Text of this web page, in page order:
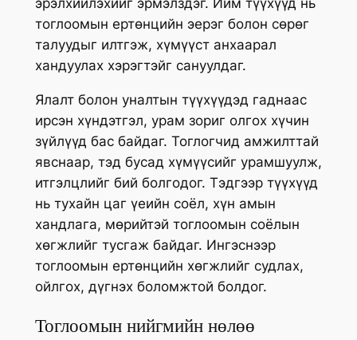
эрэлхийлэхийг эрмэлздэг. Ийм түүхүүд нь
тоглоомын ертөнцийн эерэг болон сөрөг
талуудыг илтгэж, хүмүүст анхаарал
хандуулах хэрэгтэйг сануулдаг.
Ялалт болон уналтын түүхүүдэд гаднаас
ирсэн хүндэтгэл, урам зориг олгох хүчин
зүйлүүд бас байдаг. Тоглогчид амжилттай
явснаар, тэд бусад хүмүүсийг урамшуулж,
итгэлцлийг бий болгодог. Тэдгээр түүхүүд
нь тухайн цаг үеийн соёл, хүн амын
хандлага, мөрийтэй тоглоомын соёлын
хөгжлийг тусгаж байдаг. Ингэснээр
тоглоомын ертөнцийн хөгжлийг судлах,
ойлгох, дүгнэх боломжтой болдог.
Тоглоомын нийгмийн нөлөө